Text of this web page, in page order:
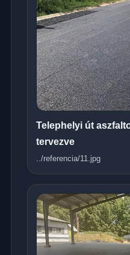
Telephelyi út
tervezve
../referencia/11.jpg